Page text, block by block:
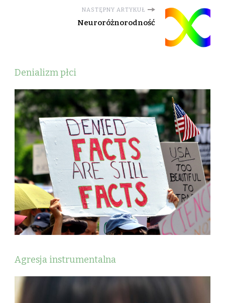
NASTĘPNY ARTYKUŁ
Neuroróżnorodność
Denializm płci
Agresja instrumentalna